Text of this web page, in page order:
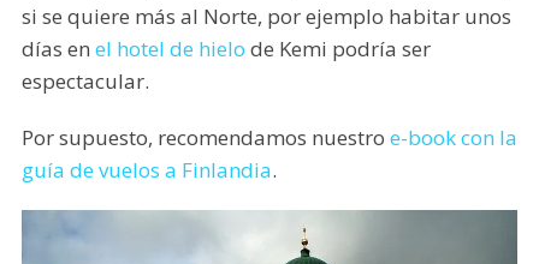
si se quiere más al Norte, por ejemplo habitar unos
días en el hotel de hielo de Kemi podría ser
espectacular.
Por supuesto, recomendamos nuestro e-book con la
guía de vuelos a Finlandia.